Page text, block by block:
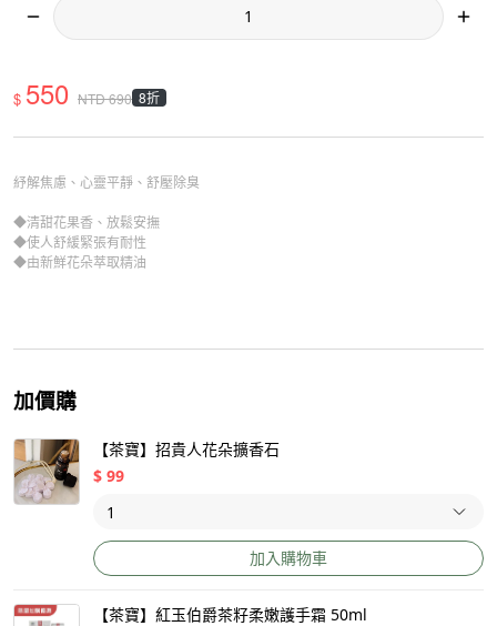
$ 550 NTD690 8折
紓解焦慮、心靈平靜、舒壓除臭
◆清甜花果香、放鬆安撫
◆使人舒緩緊張有耐性
◆由新鮮花朵萃取精油
加價購
【茶寶】招貴人花朵擴香石
$ 99
加入購物車
【茶寶】紅玉伯爵茶籽柔嫩護手霜 50ml